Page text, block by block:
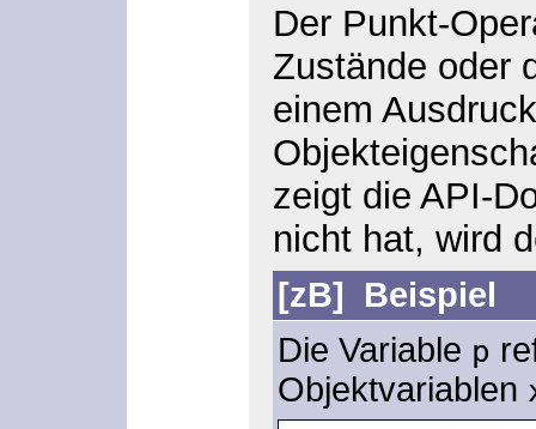
Der Punkt-
Zustände oder
einem
zeigt die API-
nicht hat, wird
[zB] Beispiel
Die Variable p
Objektvariablen